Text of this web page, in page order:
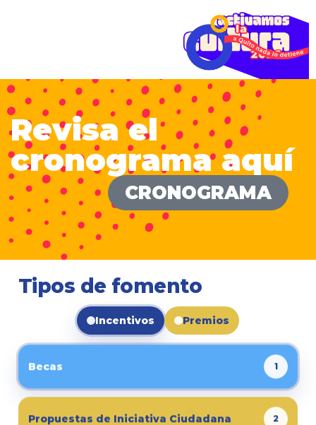
Revisa el
cronograma aquí
CRONOGRAMA
Tipos de fomento
Incentivos Premios
Becas 1
Propuestas de Iniciativa Ciudadana 2